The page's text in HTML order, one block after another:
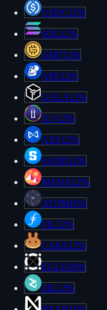
USDC12%
SOL12%
GMT12%
APE12%
GALA12%
ILV12%
AXS12%
SAND12%
MANA12%
ATOM16%
FIL12%
CAKE12%
EGLD16%
ZIL12%